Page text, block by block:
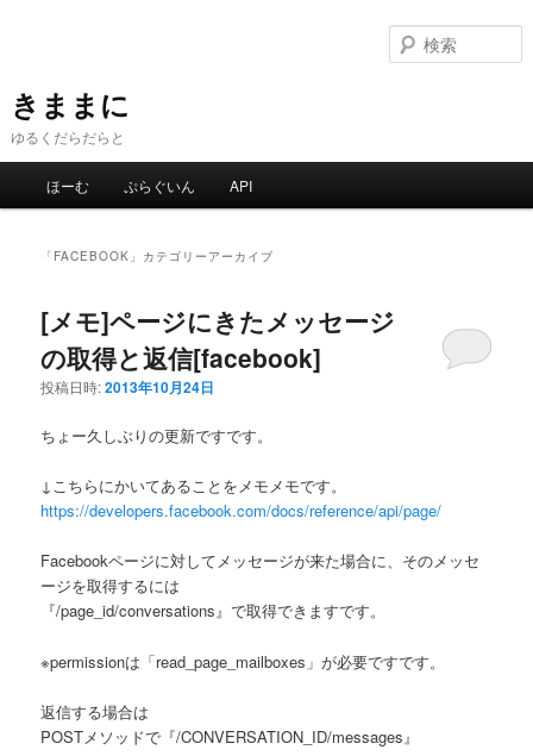
ン
テ
ン
へ
テ
ン
ツ
移
きままに
ゆるくだらだらと
ほーむ ぷらぐいん API
「 FACEBOOK 」カテゴリーアーカイブ
[メモ]ページにきたメッセージ
の取得と返信[facebook]
投稿日時:2013年10月24日
ちょー久しぶりの更新ですです。
↓こちらにかいてあることをメモメモです。
https://developers.facebook.com/docs/reference/api/page/
Facebookページに対してメッセージが来た場合に、そのメッセ
ージを取得するには
『/page_id/conversations』で取得できますです。
※permissionは「read_page_mailboxes」が必要ですです。
返信する場合は
POSTメソッドで『/CONVERSATION_ID/messages』